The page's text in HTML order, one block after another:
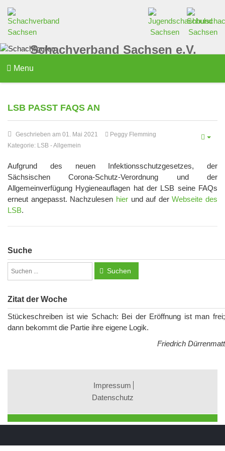
Schachverband Sachsen e.V.
Menu
LSB PASST FAQS AN
Geschrieben am 01. Mai 2021
Peggy Flemming
Kategorie: LSB -Allgemein
Aufgrund des neuen Infektionsschutzgesetzes, der
Sächsischen Corona-Schutz-Verordnung und der
Allgemeinverfügung Hygieneauflagen hat der LSB seine FAQs
erneut angepasst. Nachzulesen hierund auf derWebseite des
LSB.
Suche
Suchen
Zitat der Woche
Stückeschreiben ist wie Schach: Bei der Eröffnung ist man frei;
dann bekommt die Partie ihre eigene Logik.
Friedrich Dürrenmatt
Impressum
Datenschutz